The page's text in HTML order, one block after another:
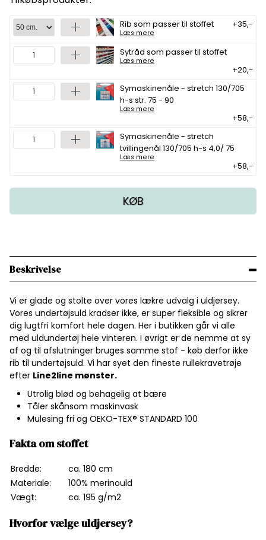
Rib som passer til stoffet
Læs mere
+35,-
Sytråd som passer til stoffet
Læs mere
+20,-
Symaskinenåle - stretch 130/705
h-s str. 75 - 90
Læs mere
+58,-
Symaskinenåle - stretch
tvillingenål 130/705 h-s 4,0/ 75
Læs mere
+58,-
KØB
Beskrivelse
Vi er glade og stolte over vores lækre udvalg i uldjersey.
Vores undertøjsuld kradser ikke, er super fleksible og sikrer
dig lugtfri komfort hele dagen. Her i butikken går vi alle
med uldundertøj hele vinteren. I øvrigt er de nemme at sy
af og til afslutninger bruges samme stof - køb derfor ikke
rib til undertøjsuld. Vi har syet den fineste rullekravetrøje
efter Line2line mønster.
Utrolig blød og behagelig at bære
Tåler skånsom maskinvask
Mulesing fri og OEKO-TEX® STANDARD 100
Fakta om stoffet
Bredde:
ca. 180 cm
Materiale:
100% merinould
Vægt:
ca. 195 g/m2
Hvorfor vælge uldjersey?